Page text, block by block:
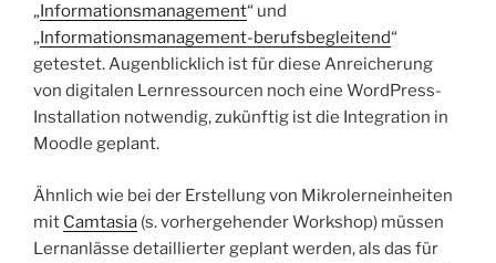
„Informationsmanagement“ und
„Informationsmanagement-berufsbegleitend“
getestet. Augenblicklich ist für diese Anreicherung
von digitalen Lernressourcen noch eine WordPress-
Installation notwendig, zukünftig ist die Integration in
Moodle geplant.
Ähnlich wie bei der Erstellung von Mikrolerneinheiten
mit Camtasia (s. vorhergehender Workshop) müssen
Lernanlässe detaillierter geplant werden, als das für